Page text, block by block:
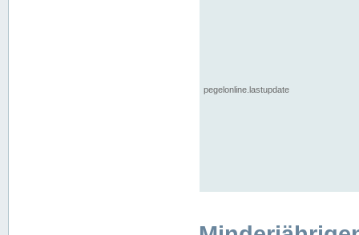
pegelonline.lastupdate